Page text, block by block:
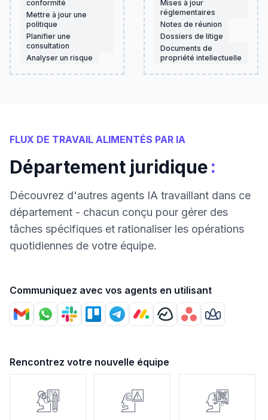
conformité
Mettre à jour une
politique
Planifier une
consultation
Analyser un risque
Mises à jour
réglementaires
Notes de réunion
Dossiers de litige
Documents de
propriété intellectuelle
FLUX DE TRAVAIL ALIMENTÉS PAR IA
Département juridique:
Découvrez d'autres agents IA travaillant dans ce
département - chacun conçu pour gérer des
tâches spécifiques et rationaliser les opérations
quotidiennes de votre équipe.
Communiquez avec vos agents en utilisant
Rencontrez votre nouvelle équipe